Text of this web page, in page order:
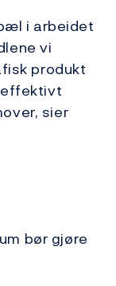
i arbeidet
vi
produkt
sier
bør gjøre